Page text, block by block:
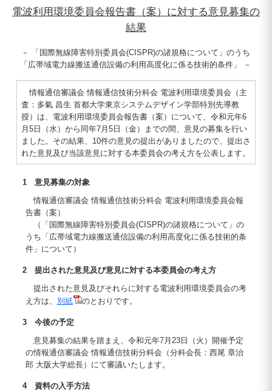
電波利用環境委員会報告書（案）に対する意見募集の
結果
－ 「国際無線障害特別委員会(CISPR)の諸規格について」のうち
「広帯域電力線搬送通信設備の利用高度化に係る技術的条件」 －
情報通信審議会 情報通信技術分科会 電波利用環境委員会（主
査：多氣 昌生 首都大学東京システムデザイン学部特別先導教
授）は、電波利用環境委員会報告書（案）について、令和元年6
月5日（水）から同年7月5日（金）までの間、意見の募集を行い
ました。その結果、10件の意見の提出がありましたので、提出さ
れた意見及び当該意見に対する本委員会の考え方を公表します。
1 意見募集の対象
情報通信審議会 情報通信技術分科会 電波利用環境委員会報
告書（案）
（「国際無線障害特別委員会(CISPR)の諸規格について」の
うち「広帯域電力線搬送通信設備の利用高度化に係る技術的条
件」について）
2 提出された意見及び意見に対する本委員会の考え方
提出された意見及びそれらに対する電波利用環境委員会の考
え方は、 別紙 のとおりです。
3 今後の予定
意見募集の結果を踏まえ、令和元年7月23日（火）開催予定
の情報通信審議会 情報通信技術分科会（分科会長：西尾 章治
郎 大阪大学総長）にて審議いたします。
4 資料の入手方法